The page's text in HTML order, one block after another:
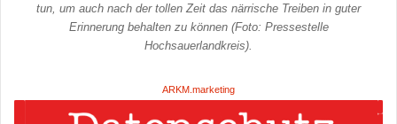
tun, um auch nach der tollen Zeit das närrische Treiben in guter
Erinnerung behalten zu können (Foto: Pressestelle
Hochsauerlandkreis).
ARKM.marketing